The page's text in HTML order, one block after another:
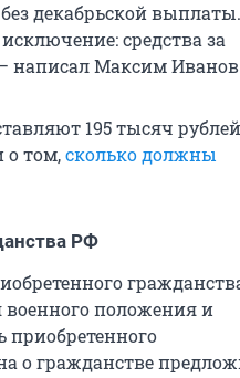
декабрьской выплаты.
средства за
написал Максим
195 тысяч
о том,сколько должны
РФ
военного положения и
о гражданстве